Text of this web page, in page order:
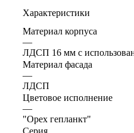
Характеристики
Материал корпуса
—
ЛДСП 16 мм с
Материал фасада
—
ЛДСП
Цветовое исполнение
—
"Орех гепланкт"
Серия